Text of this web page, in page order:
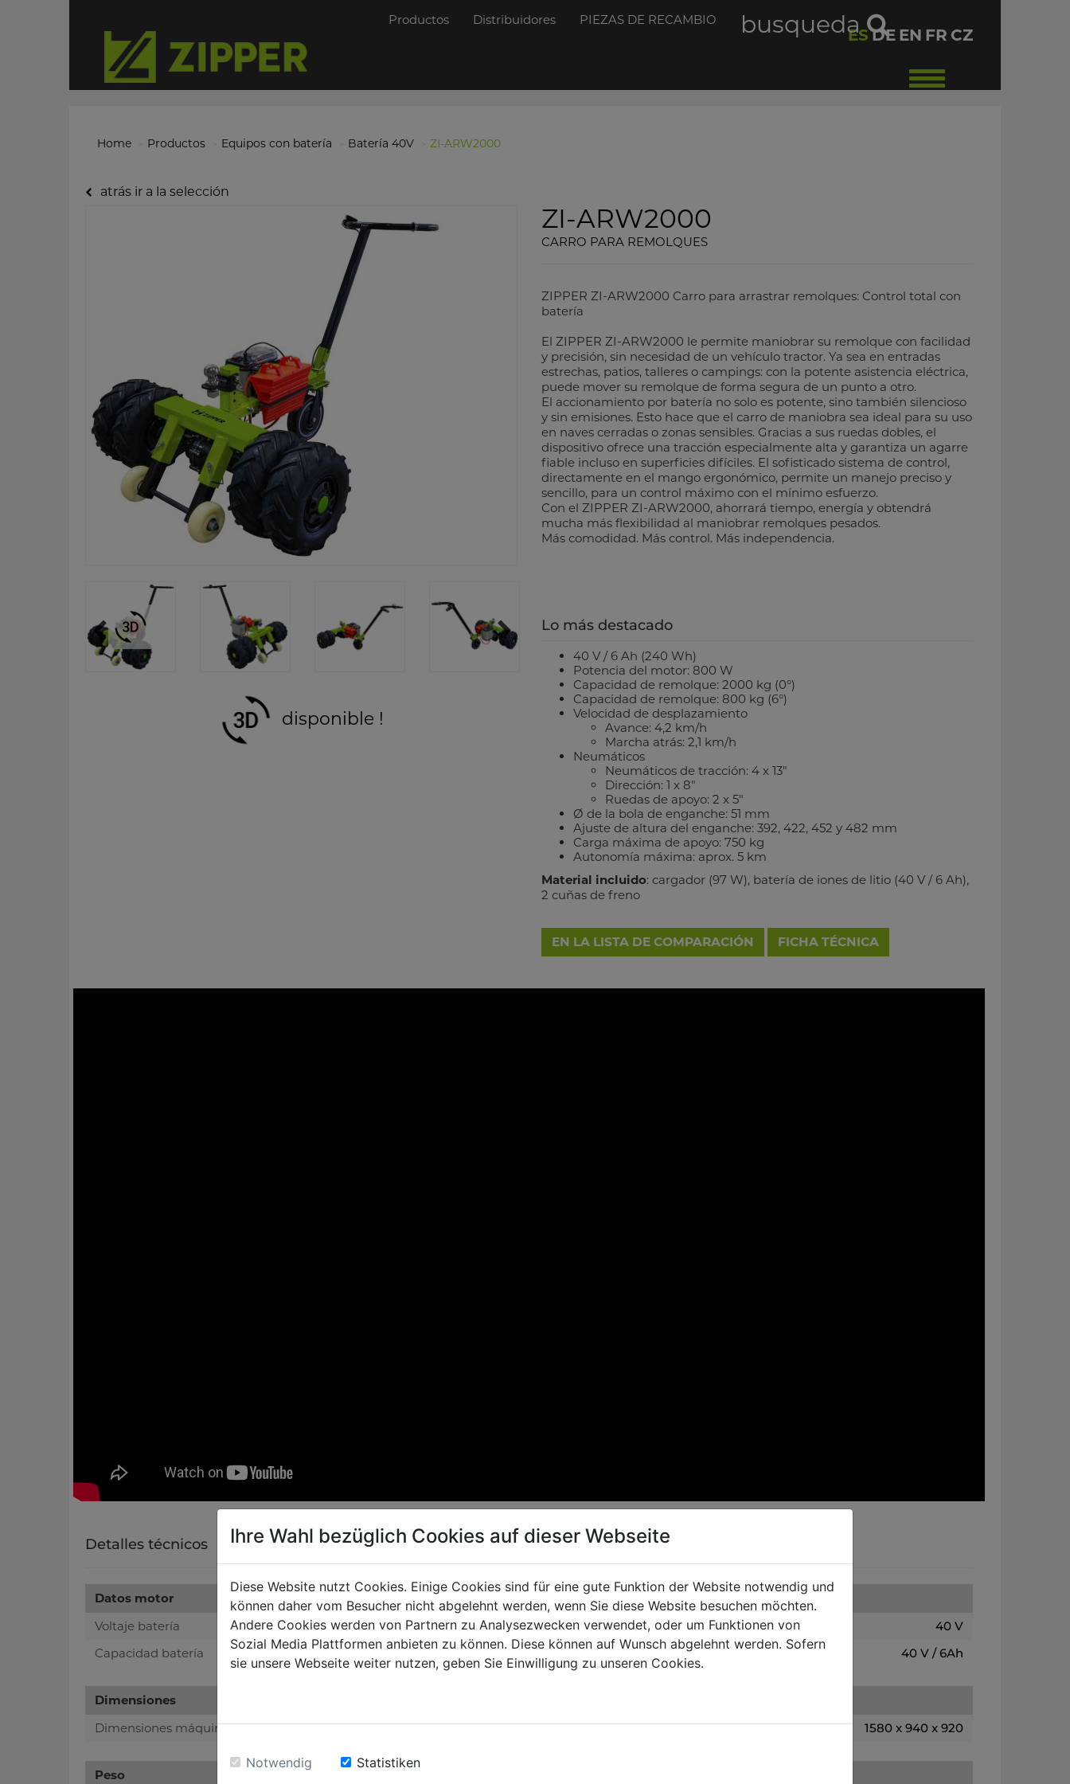
Toggle
navigation
ESDE EN FR CZ
Productos Distribuidores PIEZAS DE RECAMBIO busqueda
Home Productos Equipos con batería Batería 40V ZI-ARW2000
atrás ir a la selección
disponible !
ZI-ARW2000
CARRO PARA REMOLQUES
ZIPPER ZI-ARW2000 Carro para arrastrar remolques: Control total con
batería
El ZIPPER ZI-ARW2000 le permite maniobrar su remolque con facilidad
y precisión, sin necesidad de un vehículo tractor. Ya sea en entradas
estrechas, patios, talleres o campings: con la potente asistencia eléctrica,
puede mover su remolque de forma segura de un punto a otro.
El accionamiento por batería no solo es potente, sino también silencioso
y sin emisiones. Esto hace que el carro de maniobra sea ideal para su uso
en naves cerradas o zonas sensibles. Gracias a sus ruedas dobles, el
dispositivo ofrece una tracción especialmente alta y garantiza un agarre
fiable incluso en superficies difíciles. El sofisticado sistema de control,
directamente en el mango ergonómico, permite un manejo preciso y
sencillo, para un control máximo con el mínimo esfuerzo.
Con el ZIPPER ZI-ARW2000, ahorrará tiempo, energía y obtendrá
mucha más flexibilidad al maniobrar remolques pesados.
Más comodidad. Más control. Más independencia.
Lo más destacado
40 V / 6 Ah (240 Wh)
Potencia del motor: 800 W
Capacidad de remolque: 2000 kg (0°)
Capacidad de remolque: 800 kg (6°)
Velocidad de desplazamiento
Avance: 4,2 km/h
Marcha atrás: 2,1 km/h
Neumáticos
Neumáticos de tracción: 4 x 13"
Dirección: 1 x 8"
Ruedas de apoyo: 2 x 5"
Ø de la bola de enganche: 51 mm
Ajuste de altura del enganche: 392, 422, 452 y 482 mm
Carga máxima de apoyo: 750 kg
Autonomía máxima: aprox. 5 km
Material incluido: cargador (97 W), batería de iones de litio (40 V / 6 Ah),
2 cuñas de freno
EN LA LISTA DE COMPARACIÓN FICHA TÉCNICA
Detalles técnicos
Datos motor
Voltaje batería
40 V
Capacidad batería
40 V / 6Ah
Dimensiones
Dimensiones máquina mm
1580 x 940 x 920
Peso
Ihre Wahl bezüglich Cookies auf dieser Webseite
Diese Website nutzt Cookies. Einige Cookies sind für eine gute Funktion der Website notwendig und
können daher vom Besucher nicht abgelehnt werden, wenn Sie diese Website besuchen möchten.
Andere Cookies werden von Partnern zu Analysezwecken verwendet, oder um Funktionen von
Sozial Media Plattformen anbieten zu können. Diese können auf Wunsch abgelehnt werden. Sofern
sie unsere Webseite weiter nutzen, geben Sie Einwilligung zu unseren Cookies.
Notwendig Statistiken